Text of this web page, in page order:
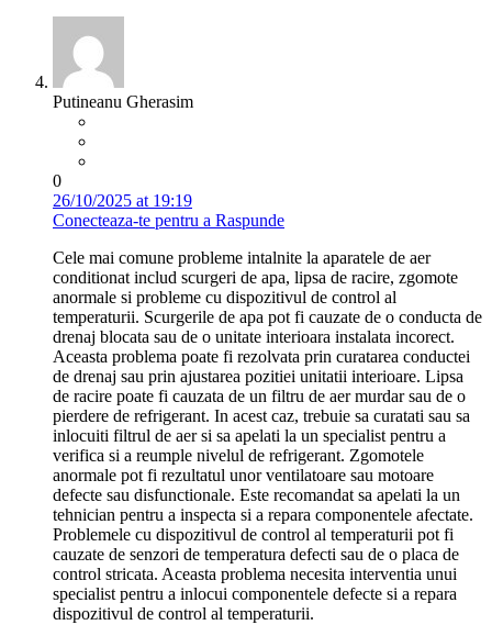
Putineanu Gherasim
0
26/10/2025 at 19:19
Conecteaza-te pentru a Raspunde
Cele mai comune probleme intalnite la aparatele de aer
conditionat includ scurgeri de apa, lipsa de racire, zgomote
anormale si probleme cu dispozitivul de control al
temperaturii. Scurgerile de apa pot fi cauzate de o conducta de
drenaj blocata sau de o unitate interioara instalata incorect.
Aceasta problema poate fi rezolvata prin curatarea conductei
de drenaj sau prin ajustarea pozitiei unitatii interioare. Lipsa
de racire poate fi cauzata de un filtru de aer murdar sau de o
pierdere de refrigerant. In acest caz, trebuie sa curatati sau sa
inlocuiti filtrul de aer si sa apelati la un specialist pentru a
verifica si a reumple nivelul de refrigerant. Zgomotele
anormale pot fi rezultatul unor ventilatoare sau motoare
defecte sau disfunctionale. Este recomandat sa apelati la un
tehnician pentru a inspecta si a repara componentele afectate.
Problemele cu dispozitivul de control al temperaturii pot fi
cauzate de senzori de temperatura defecti sau de o placa de
control stricata. Aceasta problema necesita interventia unui
specialist pentru a inlocui componentele defecte si a repara
dispozitivul de control al temperaturii.